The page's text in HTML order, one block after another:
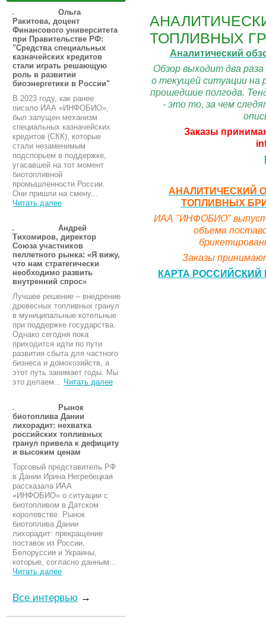
Ольга
Ракитова, доцент
Финансового университета
при Правительстве РФ:
"Средства специальных
казначейских кредитов
стали играть решающую
роль в развитии
биоэнергетики в России"
В 2023 году, как ранее
писало ИАА «ИНФОБИО»,
был запущен механизм
специальных казначейских
кредитов (СКК), которые
стали незаменимым
подспорьем в поддержке,
угасавшей на тот момент
биотопливной
промышленности России.
Они пришли на смену...
Читать далее
Андрей
Тихомиров, директор
Союза участников
пеллетного рынка: «Я вижу,
что нам стратегически
необходимо развить
внутренний спрос»
Лучшее решение – внедрение
древесных топливных гранул
в муниципальные котельные
при поддержке государства.
Однако сегодня пока
приходится идти по пути
развития сбыта для частного
бизнеса и домохозяйств, а
этот путь занимает годы. Мы
это делаем... Читать далее
Рынок
биотоплива Дании
лихорадит: нехватка
российских топливных
гранул привела к дефициту
и высоким ценам
Торговый представитель РФ
в Дании Ирина Негребецкая
рассказала ИАА
«ИНФОБИО» о ситуации с
биотопливом в Датском
королевстве. Рынок
биотоплива Дании
лихорадит: прекращение
поставок из России,
Белоруссии и Украины,
которые, согласно данным...
Читать далее
Все интервью →
ТОПЛИВНЫХ
Аналитический
Обзор выходит два
о текущей ситуации на
прошедшие полгода.
- это то, за чем
Заказы
АНАЛИТИЧЕСКИЙ
ТОПЛИВНЫХ
ИАА "ИНФОБИО"
объема
Заказы
КАРТА РОССИЙСКИЙ